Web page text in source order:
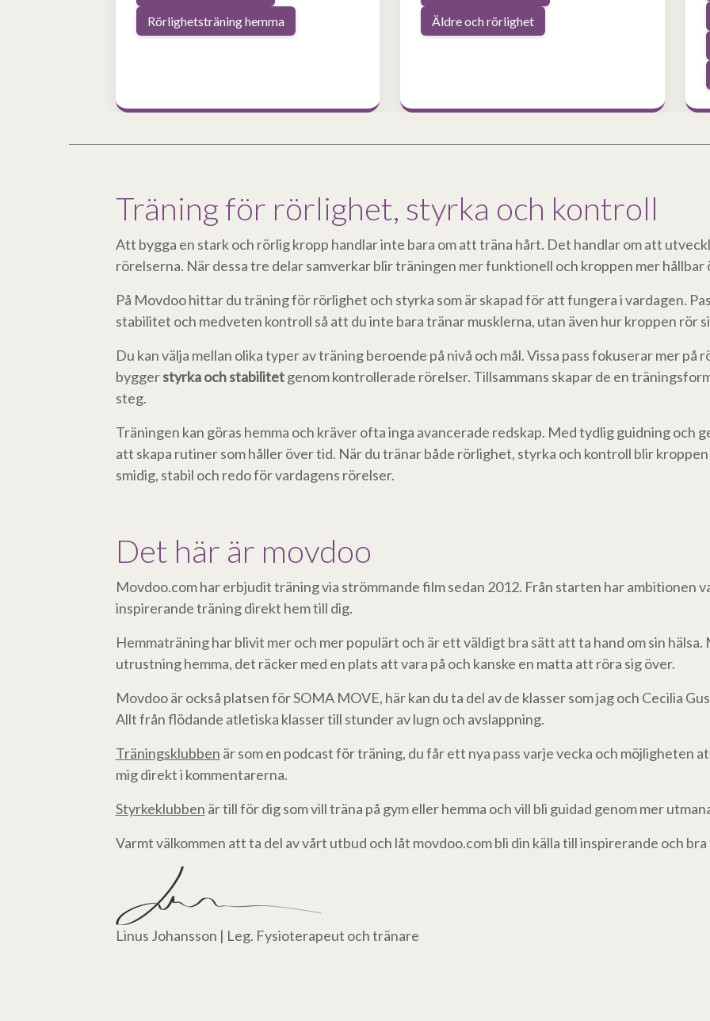
Rörlighetsträning hemma
Äldre och rörlighet
Träning för rörlighet, styrka och kontroll
Att bygga en stark och rörlig kropp handlar inte bara om att träna hårt. Det handlar om att
rörelserna. När dessa tre delar samverkar blir träningen mer funktionell och kroppen mer hållbar
På Movdoo hittar du träning för rörlighet och styrka som är skapad för att fungera i vardagen.
stabilitet och medveten kontroll så att du inte bara tränar musklerna, utan även hur kroppen rör
Du kan välja mellan olika typer av träning beroende på nivå och mål. Vissa pass fokuserar mer på
byggerstyrka och stabilitetgenom kontrollerade rörelser. Tillsammans skapar de en
steg.
Träningen kan göras hemma och kräver ofta inga avancerade redskap. Med tydlig guidning och
att skapa rutiner som håller över tid. När du tränar både rörlighet, styrka och kontroll blir
smidig, stabil och redo för vardagens rörelser.
Det här är movdoo
Movdoo.com har erbjudit träning via strömmande film sedan 2012. Från starten har ambitionen
inspirerande träning direkt hem till dig.
Hemmaträning har blivit mer och mer populärt och är ett väldigt bra sätt att ta hand om sin hälsa.
utrustning hemma, det räcker med en plats att vara på och kanske en matta att röra sig över.
Movdoo är också platsen för SOMA MOVE, här kan du ta del av de klasser som jag och Cecilia
Allt från flödande atletiska klasser till stunder av lugn och avslappning.
Träningsklubben är som en podcast för träning, du får ett nya pass varje vecka och möjligheten
mig direkt i kommentarerna.
Styrkeklubben är till för dig som vill träna på gym eller hemma och vill bli guidad genom mer
Varmt välkommen att ta del av vårt utbud och låt movdoo.com bli din källa till inspirerande och
Linus Johansson | Leg. Fysioterapeut och tränare